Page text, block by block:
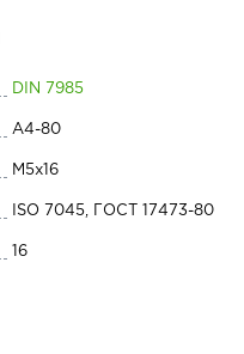
DIN 7985
А4-80
М5x16
ISO 7045, ГОСТ 17473-80
16